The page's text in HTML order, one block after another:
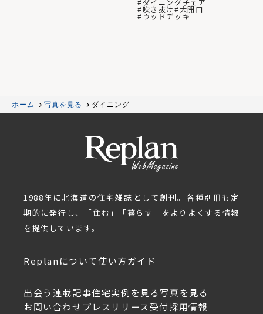
#吹き抜け#大開口
#ウッドデッキ
ホーム 写真を見る ダイニング
1988年に北海道の住宅雑誌として創刊。各種別冊も定
期的に発行し、「住む」「暮らす」をよりよくする情報
を提供しています。
Replanについて使い方ガイド
出会う 連載記事住宅実例を見る写真を見る
お問い合わせ プレスリリース受付採用情報